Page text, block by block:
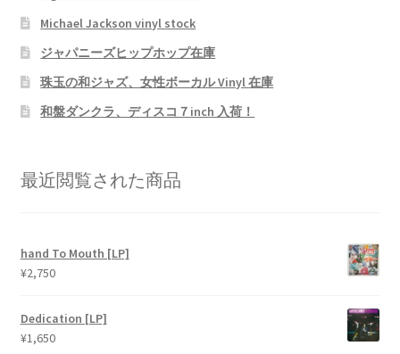
Michael Jackson vinyl stock
ジャパニーズヒップホップ在庫
珠玉の和ジャズ、女性ボーカル Vinyl 在庫
和盤ダンクラ、ディスコ７inch 入荷！
最近閲覧された商品
hand To Mouth [LP]
¥2,750
Dedication [LP]
¥1,650